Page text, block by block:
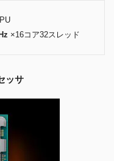
×16コア32スレッド
ッサ